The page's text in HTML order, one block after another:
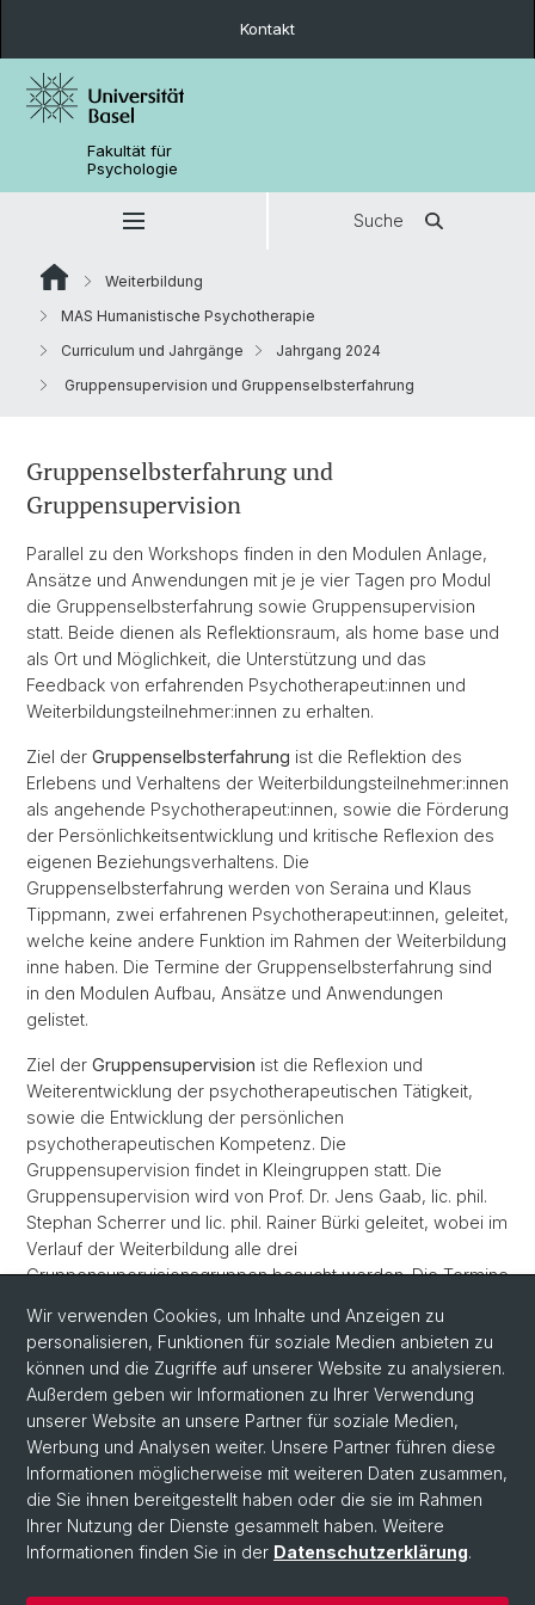
Kontakt
Fakultät für
Psychologie
Suche
Weiterbildung
MAS Humanistische Psychotherapie
Curriculum und Jahrgänge
Jahrgang 2024
Gruppensupervision und Gruppenselbsterfahrung
Gruppenselbsterfahrung und
Gruppensupervision
Parallel zu den Workshops finden in den Modulen Anlage,
Ansätze und Anwendungen mit je je vier Tagen pro Modul
die Gruppenselbsterfahrung sowie Gruppensupervision
statt. Beide dienen als Reflektionsraum, als home base und
als Ort und Möglichkeit, die Unterstützung und das
Feedback von erfahrenden Psychotherapeut:innen und
Weiterbildungsteilnehmer:innen zu erhalten.
Ziel der Gruppenselbsterfahrung ist die Reflektion des
Erlebens und Verhaltens der Weiterbildungsteilnehmer:innen
als angehende Psychotherapeut:innen, sowie die Förderung
der Persönlichkeitsentwicklung und kritische Reflexion des
eigenen Beziehungsverhaltens. Die
Gruppenselbsterfahrung werden von Seraina und Klaus
Tippmann, zwei erfahrenen Psychotherapeut:innen, geleitet,
welche keine andere Funktion im Rahmen der Weiterbildung
inne haben. Die Termine der Gruppenselbsterfahrung sind
in den Modulen Aufbau, Ansätze und Anwendungen
gelistet.
Ziel der Gruppensupervision ist die Reflexion und
Weiterentwicklung der psychotherapeutischen Tätigkeit,
sowie die Entwicklung der persönlichen
psychotherapeutischen Kompetenz. Die
Gruppensupervision findet in Kleingruppen statt. Die
Gruppensupervision wird von Prof. Dr. Jens Gaab, lic. phil.
Stephan Scherrer und lic. phil. Rainer Bürki geleitet, wobei im
Verlauf der Weiterbildung alle drei
Gruppensupervisionsgruppen besucht werden. Die Termine
Supervisor:innen indidviduell in der Kleingruppe vereinbart.
In der Gruppensupervision werden die Falldokumentationen
erstellt.
© Universität Basel
Wir verwenden Cookies, um Inhalte und Anzeigen zu
personalisieren, Funktionen für soziale Medien anbieten zu
können und die Zugriffe auf unserer Website zu analysieren.
Außerdem geben wir Informationen zu Ihrer Verwendung
unserer Website an unsere Partner für soziale Medien,
Werbung und Analysen weiter. Unsere Partner führen diese
Informationen möglicherweise mit weiteren Daten zusammen,
die Sie ihnen bereitgestellt haben oder die sie im Rahmen
Ihrer Nutzung der Dienste gesammelt haben. Weitere
Informationen finden Sie in der Datenschutzerklärung.